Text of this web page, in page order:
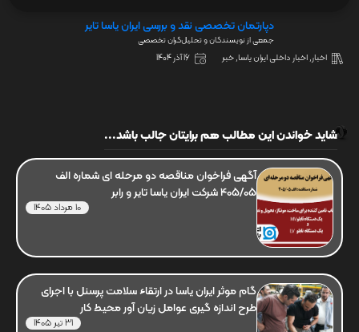
دپارتمان تخصصی نقد و بررسی ایران یاسا تایر
جمعی از نویسندگان و تحلیل‌گران تخصصی
اخبار,اخبار داخلی ایران یاسا,خبر 16 آذر 1404
شاید خواندن این مطالب هم برایتان جالب باشد...
آگهی فراخوان مناقصه دو مرحله ای شماره الف
405/05 شرکت ایران یاسا تایر و رابر
10 مرداد 1405
گام موثر ایران یاسا در ارتقاء سلامت پرسنل با اجرای
طرح اندازه گیری عوامل زیان آور محیط کار
31 تیر 1405